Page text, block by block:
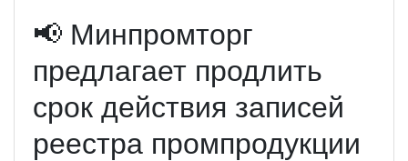
📢 Минпромторг
предлагает продлить
срок действия записей
реестра промпродукции